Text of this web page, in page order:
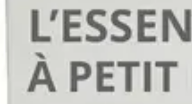
Connect Belgium
Objets Connectés
Guides et TutorielsSécurité des objets
Connect Belgium